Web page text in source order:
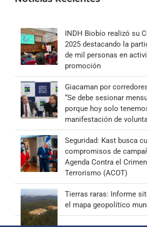
INDH Biobío realizó su
2025 destacando la
de mil personas en
promoción
Giacaman por
“Se debe sesionar
porque hoy solo
manifestación de
Seguridad: Kast busca
compromisos de
Agenda Contra el
Terrorismo (ACOT)
Tierras raras: Informe
el mapa geopolítico